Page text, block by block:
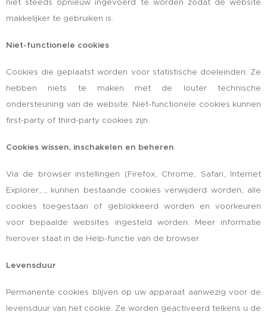
niet steeds opnieuw ingevoerd te worden zodat de website
makkelijker te gebruiken is.
Niet-functionele cookies
Cookies die geplaatst worden voor statistische doeleinden. Ze
hebben niets te maken met de louter technische
ondersteuning van de website. Niet-functionele cookies kunnen
first-party of third-party cookies zijn.
Cookies wissen, inschakelen en beheren
Via de browser instellingen (Firefox, Chrome, Safari, Internet
Explorer,.., kunnen bestaande cookies verwijderd worden, alle
cookies toegestaan of geblokkeerd worden en voorkeuren
voor bepaalde websites ingesteld worden. Meer informatie
hierover staat in de Help-functie van de browser.
Levensduur
Permanente cookies blijven op uw apparaat aanwezig voor de
levensduur van het cookie. Ze worden geactiveerd telkens u de